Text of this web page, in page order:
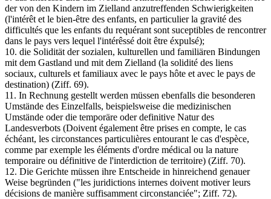
der von den Kindern im Zielland anzutreffenden Schwierigkeiten
(l'intérêt et le bien-être des enfants, en particulier la gravité des
difficultés que les enfants du requérant sont suceptibles de rencontrer
dans le pays vers lequel l'intérêssé doit être éxpulsé);
10. die Solidität der sozialen, kulturellen und familiären Bindungen
mit dem Gastland und mit dem Zielland (la solidité des liens
sociaux, culturels et familiaux avec le pays hôte et avec le pays de
destination) (Ziff. 69).
11. In Rechnung gestellt werden müssen ebenfalls die besonderen
Umstände des Einzelfalls, beispielsweise die medizinischen
Umstände oder die temporäre oder definitive Natur des
Landesverbots (Doivent également être prises en compte, le cas
échéant, les circonstances particulières entourant le cas d'espèce,
comme par exemple les éléments d'ordre médical ou la nature
temporaire ou définitive de l'interdiction de territoire) (Ziff. 70).
12. Die Gerichte müssen ihre Entscheide in hinreichend genauer
Weise begründen ("les juridictions internes doivent motiver leurs
décisions de manière suffisamment circonstanciée"; Ziff. 72).